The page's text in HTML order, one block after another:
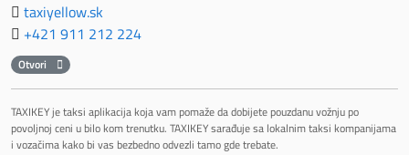
taxiyellow.sk
+421 911 212 224
Otvori
TAXIKEY je taksi aplikacija koja vam pomaže da dobijete pouzdanu vožnju po
povoljnoj ceni u bilo kom trenutku. TAXIKEY sarađuje sa lokalnim taksi kompanijama
i vozačima kako bi vas bezbedno odvezli tamo gde trebate.